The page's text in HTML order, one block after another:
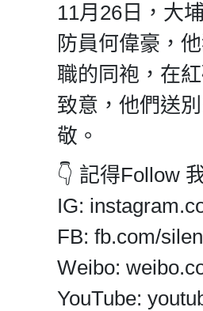
11月26日，大
防員何偉豪，
職的同袍，在
致意，他們送
敬。
👇 記得Follow
IG:
FB: fb.com/
Weibo:
​​​​​​​YouTube: